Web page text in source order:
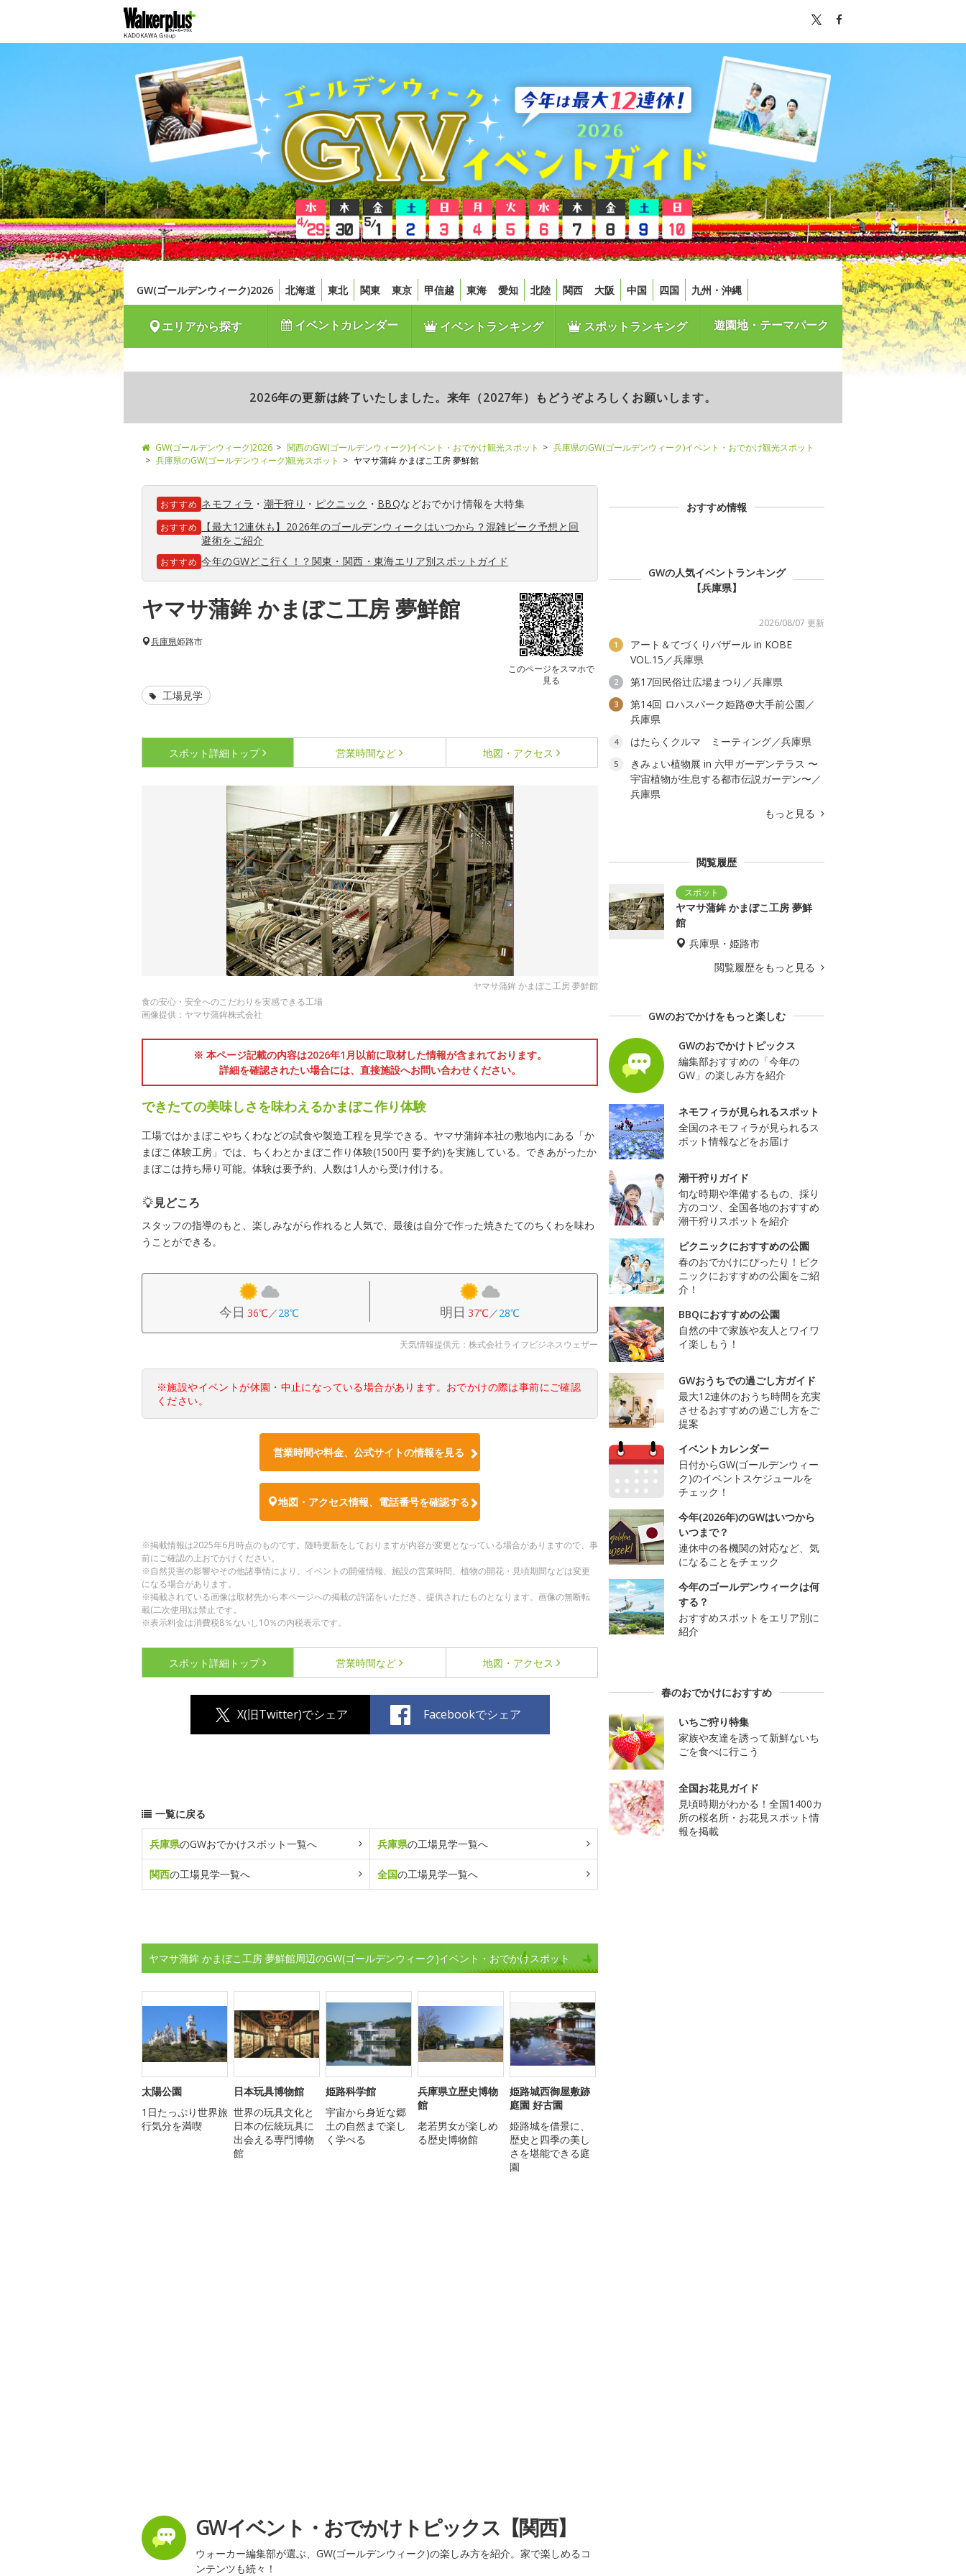
GW(ゴールデンウィーク)2026 北海道 東北 関東 東京 甲信越 東海 愛知 北陸 関西 大阪 中国 四国 九州・沖縄
エリアから探す イベントカレンダー イベントランキング スポットランキング 遊園地・テーマパーク
2026年の更新は終了いたしました。来年（2027年）もどうぞよろしくお願いします。
GW(ゴールデンウィーク)2026 関西のGW(ゴールデンウィーク)イベント・おでかけ観光スポット
兵庫県のGW(ゴールデンウィーク)イベント・おでかけ観光スポット
兵庫県のGW(ゴールデンウィーク)観光スポット
ヤマサ蒲鉾 かまぼこ工房 夢鮮館
おすすめ ネモフィラ ・ 潮干狩り ・ ピクニック ・ BBQなどおでかけ情報を大特集
おすすめ
【最大12連休も】2026年のゴールデンウィークはいつから？混雑ピーク予想と回
避術をご紹介
おすすめ 今年のGWどこ行く！？関東・関西・東海エリア別スポットガイド
ヤマサ蒲鉾 かまぼこ工房 夢鮮館
このページをスマホで
見る
兵庫県姫路市
工場見学
スポット詳細 トップ 営業時間など 地図・アクセス
ヤマサ蒲鉾 かまぼこ工房 夢鮮館
食の安心・安全へのこだわりを実感できる工場
画像提供：ヤマサ蒲鉾株式会社
※ 本ページ記載の内容は2026年1月以前に取材した情報が含まれております。
詳細を確認されたい場合には、直接施設へお問い合わせください。
できたての美味しさを味わえるかまぼこ作り体験
工場ではかまぼこやちくわなどの試食や製造工程を見学できる。ヤマサ蒲鉾本社の敷地内にある「か
まぼこ体験工房」では、ちくわとかまぼこ作り体験(1500円 要予約)を実施している。できあがったか
まぼこは持ち帰り可能。体験は要予約、人数は1人から受け付ける。
見どころ
スタッフの指導のもと、楽しみながら作れると人気で、最後は自分で作った焼きたてのちくわを味わ
うことができる。
今日 36℃／28℃ 明日 37℃／28℃
天気情報提供元：株式会社ライフビジネスウェザー
※施設やイベントが休園・中止になっている場合があります。おでかけの際は事前にご確認
ください。
営業時間や料金、公式サイトの情報を見る
地図・アクセス情報、電話番号を確認する
※掲載情報は2025年6月時点のものです。随時更新をしておりますが内容が変更となっている場合がありますので、事
前にご確認の上おでかけください。
※自然災害の影響やその他諸事情により、イベントの開催情報、施設の営業時間、植物の開花・見頃期間などは変更
になる場合があります。
※掲載されている画像は取材先から本ページへの掲載の許諾をいただき、提供されたものとなります。画像の無断転
載(二次使用)は禁止です。
※表示料金は消費税8％ないし10％の内税表示です。
スポット詳細 トップ 営業時間など 地図・アクセス
X(旧Twitter)でシェア Facebookでシェア
一覧に戻る
兵庫県のGWおでかけスポット一覧へ 兵庫県の工場見学一覧へ
関西の工場見学一覧へ 全国の工場見学一覧へ
ヤマサ蒲鉾 かまぼこ工房 夢鮮館周辺のGW(ゴールデンウィーク)イベント・おでかけスポット
太陽公園
1日たっぷり世界旅
行気分を満喫
日本玩具博物館
世界の玩具文化と
日本の伝統玩具に
出会える専門博物
館
姫路科学館
宇宙から身近な郷
土の自然まで楽し
く学べる
兵庫県立歴史博物
館
老若男女が楽しめ
る歴史博物館
姫路城西御屋敷跡
庭園 好古園
姫路城を借景に、
歴史と四季の美し
さを堪能できる庭
園
GWイベント・おでかけトピックス【関西】
ウォーカー編集部が選ぶ、GW(ゴールデンウィーク)の楽しみ方を紹介。家で楽しめるコ
ンテンツも続々！
おすすめ情報
GWの人気イベントランキング
【兵庫県】
2026/08/07 更新
1
アート＆てづくりバザール in KOBE
VOL.15／兵庫県
2 第17回民俗辻広場まつり／兵庫県
3
第14回 ロハスパーク姫路@大手前公園／
兵庫県
4 はたらくクルマ ミーティング／兵庫県
5
きみょい植物展 in 六甲ガーデンテラス 〜
宇宙植物が生息する都市伝説ガーデン〜／
兵庫県
もっと見る
閲覧履歴
ヤマサ蒲鉾 かまぼこ工房 夢鮮
館
兵庫県・姫路市
閲覧履歴をもっと見る
GWのおでかけをもっと楽しむ
GWのおでかけトピックス
編集部おすすめの「今年の
GW」の楽しみ方を紹介
ネモフィラが見られるスポット
全国のネモフィラが見られるス
ポット情報などをお届け
潮干狩りガイド
旬な時期や準備するもの、採り
方のコツ、全国各地のおすすめ
潮干狩りスポットを紹介
ピクニックにおすすめの公園
春のおでかけにぴったり！ピク
ニックにおすすめの公園をご紹
介！
BBQにおすすめの公園
自然の中で家族や友人とワイワ
イ楽しもう！
GWおうちでの過ごし方ガイド
最大12連休のおうち時間を充実
させるおすすめの過ごし方をご
提案
イベントカレンダー
日付からGW(ゴールデンウィー
ク)のイベントスケジュールを
チェック！
今年(2026年)のGWはいつから
いつまで？
連休中の各機関の対応など、気
になることをチェック
今年のゴールデンウィークは何
する？
おすすめスポットをエリア別に
紹介
春のおでかけにおすすめ
いちご狩り特集
家族や友達を誘って新鮮ないち
ごを食べに行こう
全国お花見ガイド
見頃時期がわかる！全国1400カ
所の桜名所・お花見スポット情
報を掲載